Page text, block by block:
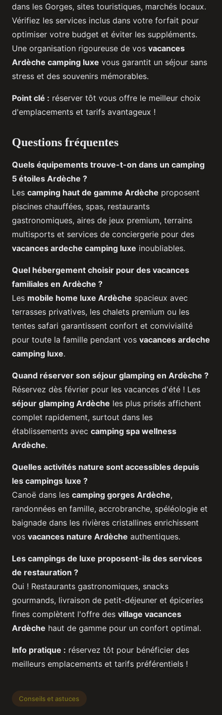
dans les Gorges, sites touristiques, marchés locaux.
Vérifiez les services inclus dans votre forfait pour
optimiser votre budget et éviter les suppléments.
Une organisation rigoureuse de vos vacances
Ardèche camping luxe vous garantit un séjour sans
stress et des souvenirs mémorables.
Point clé : réserver tôt vous offre le meilleur choix
d'emplacements et tarifs avantageux !
Questions fréquentes
Quels équipements trouve-t-on dans un camping
5 étoiles Ardèche ?
Les camping haut de gamme Ardèche proposent
piscines chauffées, spas, restaurants
gastronomiques, aires de jeux premium, terrains
multisports et services de conciergerie pour des
vacances ardeche camping luxe inoubliables.
Quel hébergement choisir pour des vacances
familiales en Ardèche ?
Les mobile home luxe Ardèche spacieux avec
terrasses privatives, les chalets premium ou les
tentes safari garantissent confort et convivialité
pour toute la famille pendant vos vacances ardeche
camping luxe.
Quand réserver son séjour glamping en Ardèche ?
Réservez dès février pour les vacances d'été ! Les
séjour glamping Ardèche les plus prisés affichent
complet rapidement, surtout dans les
établissements avec camping spa wellness
Ardèche.
Quelles activités nature sont accessibles depuis
les campings luxe ?
Canoë dans les camping gorges Ardèche,
randonnées en famille, accrobranche, spéléologie et
baignade dans les rivières cristallines enrichissent
vos vacances nature Ardèche authentiques.
Les campings de luxe proposent-ils des services
de restauration ?
Oui ! Restaurants gastronomiques, snacks
gourmands, livraison de petit-déjeuner et épiceries
fines complètent l'offre des village vacances
Ardèche haut de gamme pour un confort optimal.
Info pratique : réservez tôt pour bénéficier des
meilleurs emplacements et tarifs préférentiels !
Conseils et astuces